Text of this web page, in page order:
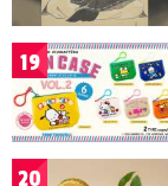
19
20